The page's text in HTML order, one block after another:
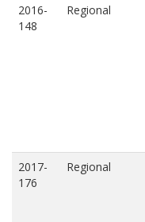
2016-
148
Regional
2017-
176
Regional